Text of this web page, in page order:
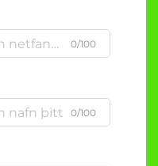
0/100
0/100